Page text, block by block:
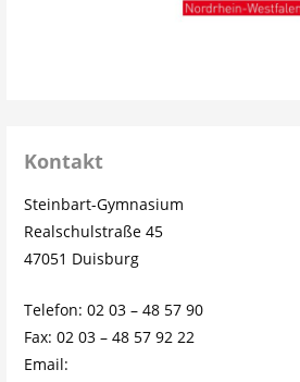
Kontakt
Steinbart-Gymnasium
Realschulstraße 45
47051 Duisburg
Telefon: 02 03 – 48 57 90
Fax: 02 03 – 48 57 92 22
Email: